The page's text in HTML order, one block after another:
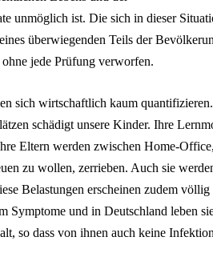
unmöglich ist. Die sich in dieser
überwiegenden Teils der
jede Prüfung verworfen.
sich wirtschaftlich kaum
schädigt unsere Kinder. Ihre
Eltern werden zwischen Home-
zu wollen, zerrieben. Auch sie
Belastungen erscheinen zudem
Symptome und in Deutschland leben
so dass von ihnen auch keine